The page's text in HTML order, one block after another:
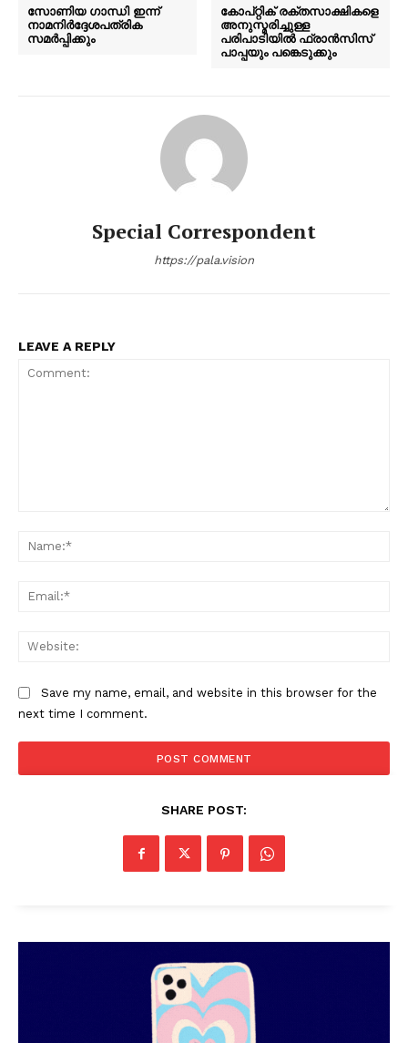
PALA VISION
സോണിയ ഗാന്ധി ഇന്ന്
നാമനിർദ്ദേശപത്രിക
സമർപ്പിക്കും
കോപ്റ്റിക് രക്തസാക്ഷികളെ
അനുസ്മരിച്ചുള്ള
പരിപാടിയില്‍ ഫ്രാന്‍സിസ്
പാപ്പയും പങ്കെടുക്കും
Special Correspondent
https://pala.vision
LEAVE A REPLY
Save my name, email, and website in this browser for the
next time I comment.
SHARE POST: